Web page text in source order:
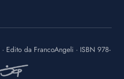
· Edito da FrancoAngeli · ISBN 978-